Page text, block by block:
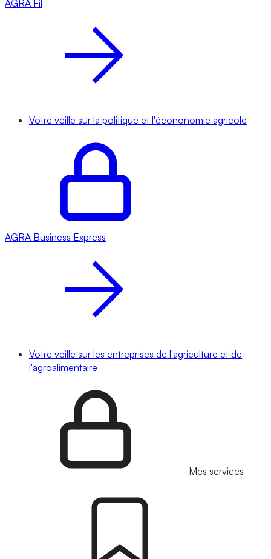
AGRA Fil
Votre veille sur la politique et l'écononomie agricole
AGRA Business Express
Votre veille sur les entreprises de l'agriculture et de
l'agroalimentaire
Mes services